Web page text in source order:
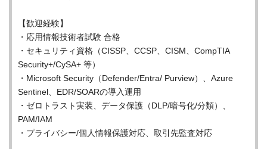
【歓迎経験】
・応用情報技術者試験 合格
・セキュリティ資格（CISSP、CCSP、CISM、CompTIA
Security+/CySA+ 等）
・Microsoft Security（Defender/Entra/ Purview）、Azure
Sentinel、EDR/SOARの導入運用
・ゼロトラスト実装、データ保護（DLP/暗号化/分類）、
PAM/IAM
・プライバシー/個人情報保護対応、取引先監査対応